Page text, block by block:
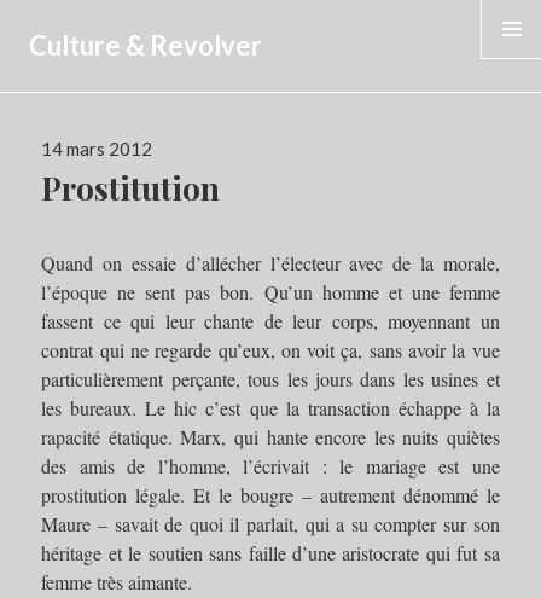
Culture & Revolver
Publié
le
14 mars 2012
Prostitution
Quand on essaie d’allécher l’électeur avec de la morale,
l’époque ne sent pas bon. Qu’un homme et une femme
fassent ce qui leur chante de leur corps, moyennant un
contrat qui ne regarde qu’eux, on voit ça, sans avoir la vue
particulièrement perçante, tous les jours dans les usines et
les bureaux. Le hic c’est que la transaction échappe à la
rapacité étatique. Marx, qui hante encore les nuits quiètes
des amis de l’homme, l’écrivait : le mariage est une
prostitution légale. Et le bougre – autrement dénommé le
Maure – savait de quoi il parlait, qui a su compter sur son
héritage et le soutien sans faille d’une aristocrate qui fut sa
femme très aimante.